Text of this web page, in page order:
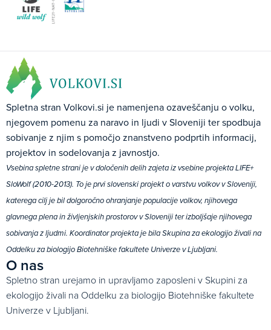
Spletna stran Volkovi.si je namenjena ozaveščanju o volku,
njegovem pomenu za naravo in ljudi v Sloveniji ter spodbuja
sobivanje z njim s pomočjo znanstveno podprtih informacij,
projektov in sodelovanja z javnostjo.
Vsebina spletne strani je v določenih delih zajeta iz vsebine projekta LIFE+
SloWolf (2010-2013). To je prvi slovenski projekt o varstvu volkov v Sloveniji,
katerega cilj je bil dolgoročno ohranjanje populacije volkov, njihovega
glavnega plena in življenjskih prostorov v Sloveniji ter izboljšaje njihovega
sobivanja z ljudmi. Koordinator projekta je bila Skupina za ekologijo živali na
Oddelku za biologijo Biotehniške fakultete Univerze v Ljubljani.
O nas
Spletno stran urejamo in upravljamo zaposleni v Skupini za
ekologijo živali na Oddelku za biologijo Biotehniške fakultete
Univerze v Ljubljani.